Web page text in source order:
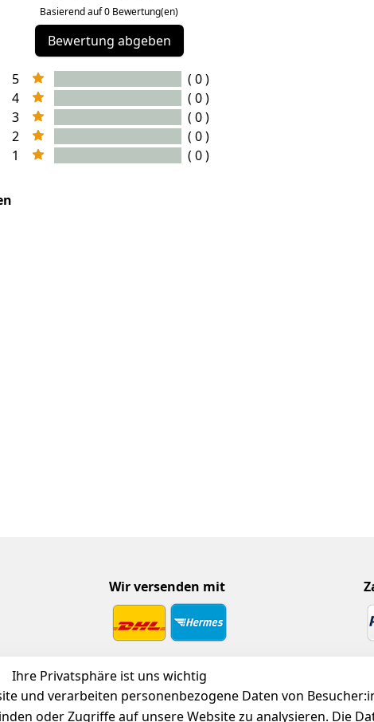
Basierend auf 0 Bewertung(en)
Bewertung abgeben
5
( 0 )
4
( 0 )
3
( 0 )
2
( 0 )
1
( 0 )
Ihre Privatsphäre ist uns wichtig
und verarbeiten personenbezogene Daten von
oder Zugriffe auf unsere Website zu analysieren. Die
Wir versenden mit